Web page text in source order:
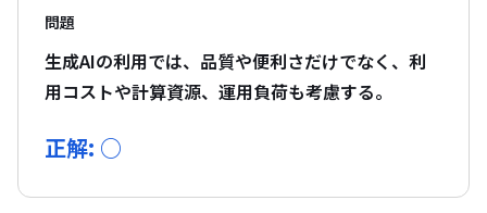
問題
生成AIの利用では、品質や便利さだけでなく、利
用コストや計算資源、運用負荷も考慮する。
正解: ○